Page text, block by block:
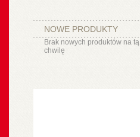
NOWE PRODUKTY
Brak nowych produktów na tą
chwilę